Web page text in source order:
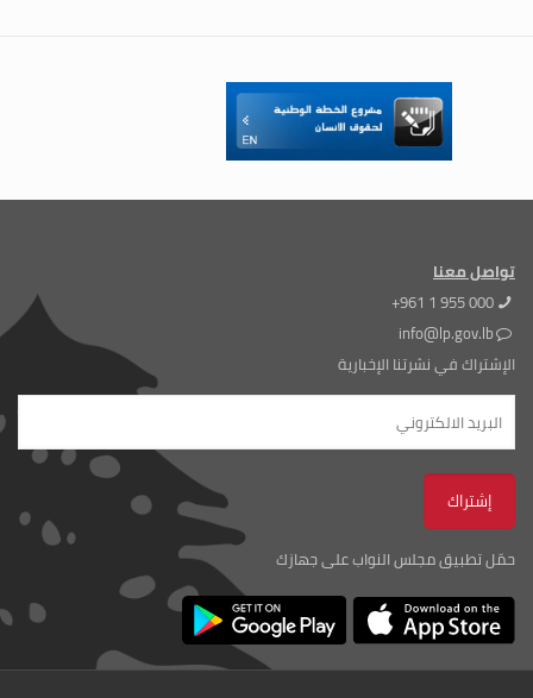
تواصل معنا
+961 1 955 000
info@lp.gov.lb
الإشتراك في نشرتنا الإخبارية
حمّل تطبيق مجلس النواب على جهازك